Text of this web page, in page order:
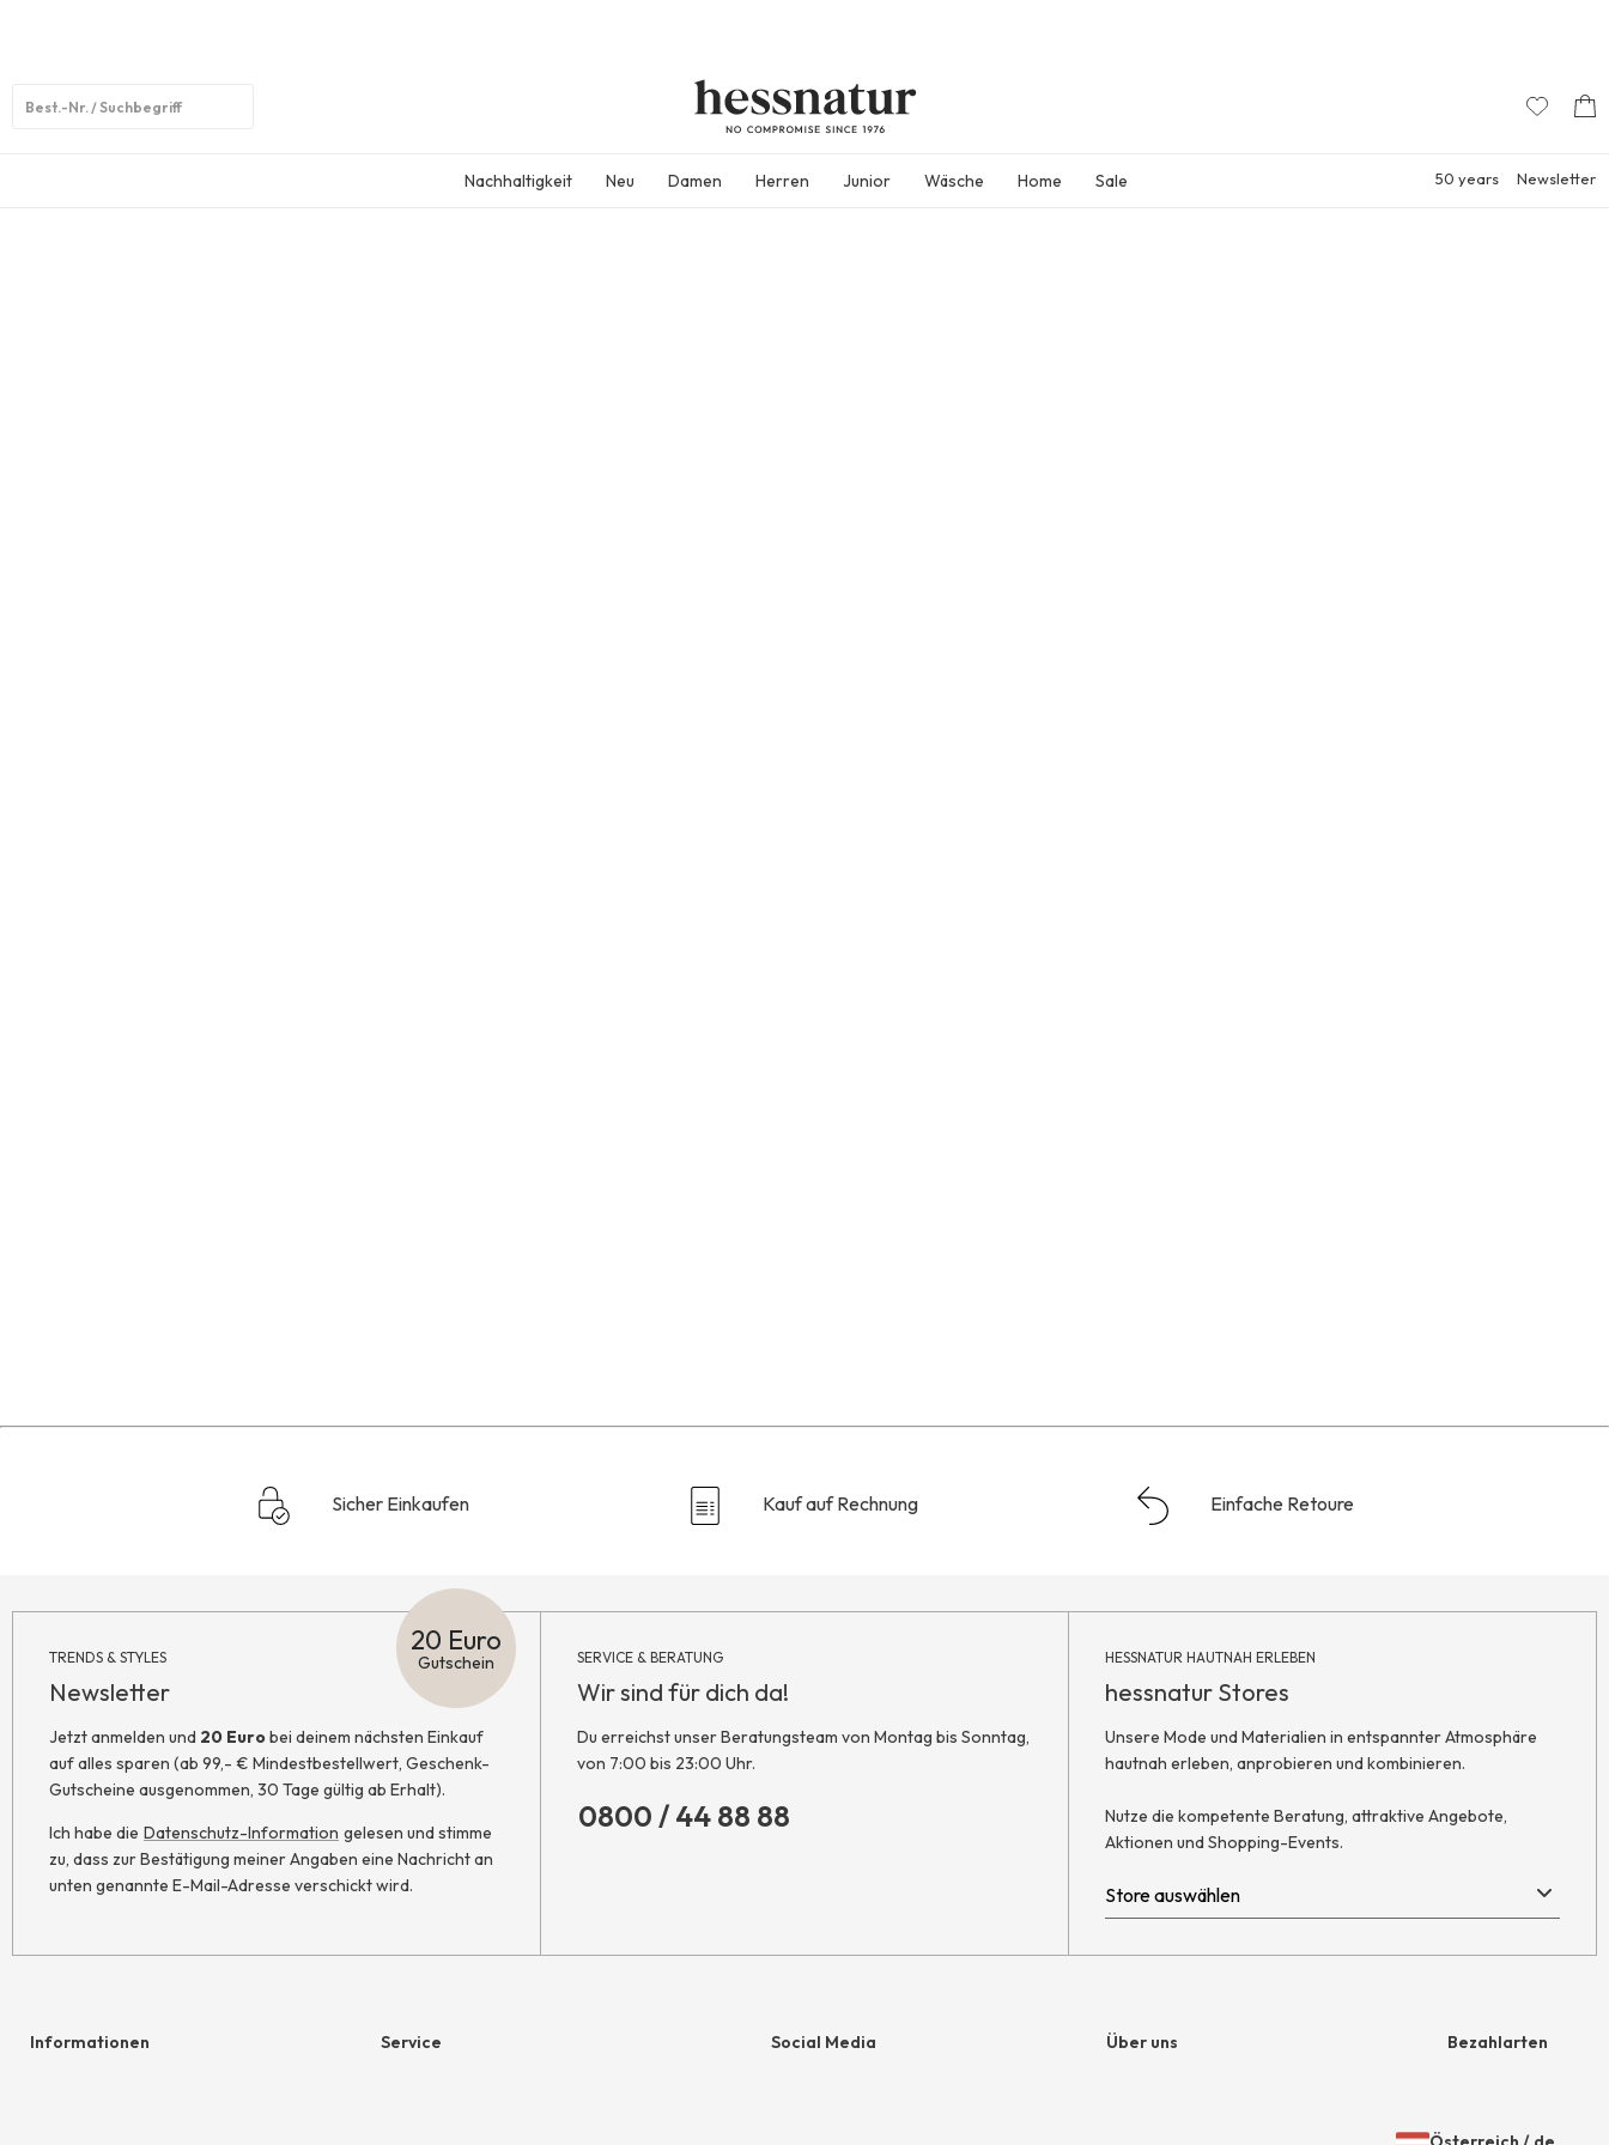
Nachhaltigkeit Neu Damen Herren Junior Wäsche Home Sale 50 years Newsletter
Sicher Einkaufen Kauf auf Rechnung Einfache Retoure
TRENDS & STYLES
Newsletter
20 Euro
Gutschein
Jetzt anmelden und 20 Eurobei deinem nächsten Einkauf
auf alles sparen (ab 99,- € Mindestbestellwert, Geschenk-
Gutscheine ausgenommen, 30 Tage gültig ab Erhalt).
Ich habe die Datenschutz-Information gelesen und stimme
zu, dass zur Bestätigung meiner Angaben eine Nachricht an
unten genannte E-Mail-Adresse verschickt wird.
SERVICE & BERATUNG
Wir sind für dich da!
Du erreichst unser Beratungsteam von Montag bis Sonntag,
von 7:00 bis 23:00 Uhr.
0800 / 44 88 88
HESSNATUR HAUTNAH ERLEBEN
hessnatur Stores
Unsere Mode und Materialien in entspannter Atmosphäre
hautnah erleben, anprobieren und kombinieren.
Nutze die kompetente Beratung, attraktive Angebote,
Aktionen und Shopping-Events.
Informationen Service Social Media Über uns Bezahlarten